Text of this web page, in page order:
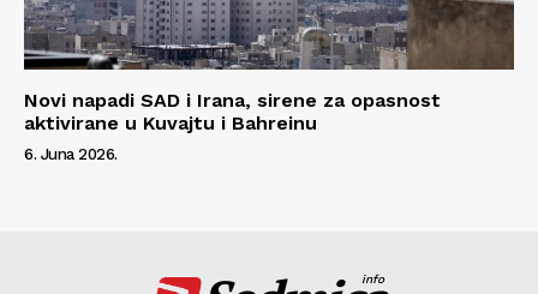
Novi napadi SAD i Irana, sirene za opasnost
aktivirane u Kuvajtu i Bahreinu
6. Juna 2026.
info